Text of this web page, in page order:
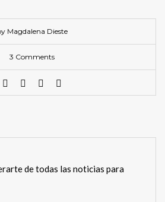
Magdalena Dieste
3 Comments
de todas las noticias para